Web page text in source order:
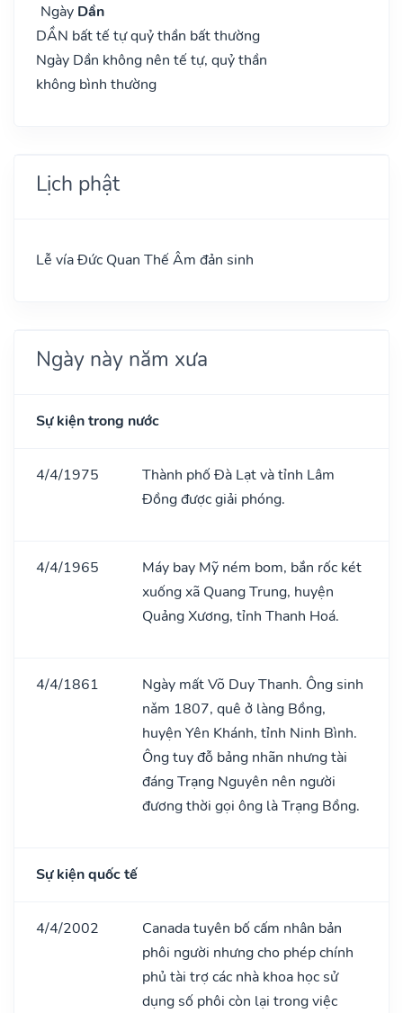
Ngày Dần
DẦN bất tế tự quỷ thần bất thường
Ngày Dần không nên tế tự, quỷ thần
không bình thường
Lịch phật
Lễ vía Đức Quan Thế Âm đản sinh
Ngày này năm xưa
Sự kiện trong nước
4/4/1975
Thành phố Đà Lạt và tỉnh Lâm
Đồng được giải phóng.
4/4/1965
Máy bay Mỹ ném bom, bắn rốc két
xuống xã Quang Trung, huyện
Quảng Xương, tỉnh Thanh Hoá.
4/4/1861
Ngày mất Võ Duy Thanh. Ông sinh
nǎm 1807, quê ở làng Bồng,
huyện Yên Khánh, tỉnh Ninh Bình.
Ông tuy đỗ bảng nhãn nhưng tài
đáng Trạng Nguyên nên người
đương thời gọi ông là Trạng Bồng.
Sự kiện quốc tế
4/4/2002
Canada tuyên bố cấm nhân bản
phôi người nhưng cho phép chính
phủ tài trợ các nhà khoa học sử
dụng số phôi còn lại trong việc